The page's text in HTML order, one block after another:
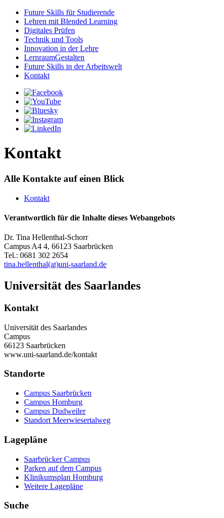
Future Skills für Studierende
Lehren mit Blended Learning
Digitales Prüfen
Technik und Tools
Innovation in der Lehre
LernraumGestalten
Future Skills in der Arbeitswelt
Kontakt
Kontakt
Alle Kontakte auf einen Blick
Kontakt
Verantwortlich für die Inhalte dieses Webangebots
Dr. Tina Hellenthal-Schorr
Campus A4 4, 66123 Saarbrücken
Tel.: 0681 302 2654
tina.hellenthal(at)uni-saarland.de
Universität des Saarlandes
Kontakt
Universität des Saarlandes
Campus
66123 Saarbrücken
www.uni-saarland.de/kontakt
Standorte
Campus Saarbrücken
Campus Homburg
Campus Dudweiler
Standort Meerwiesertalweg
Lagepläne
Saarbrücker Campus
Parken auf dem Campus
Klinikumsplan Homburg
Weitere Lagepläne
Suche